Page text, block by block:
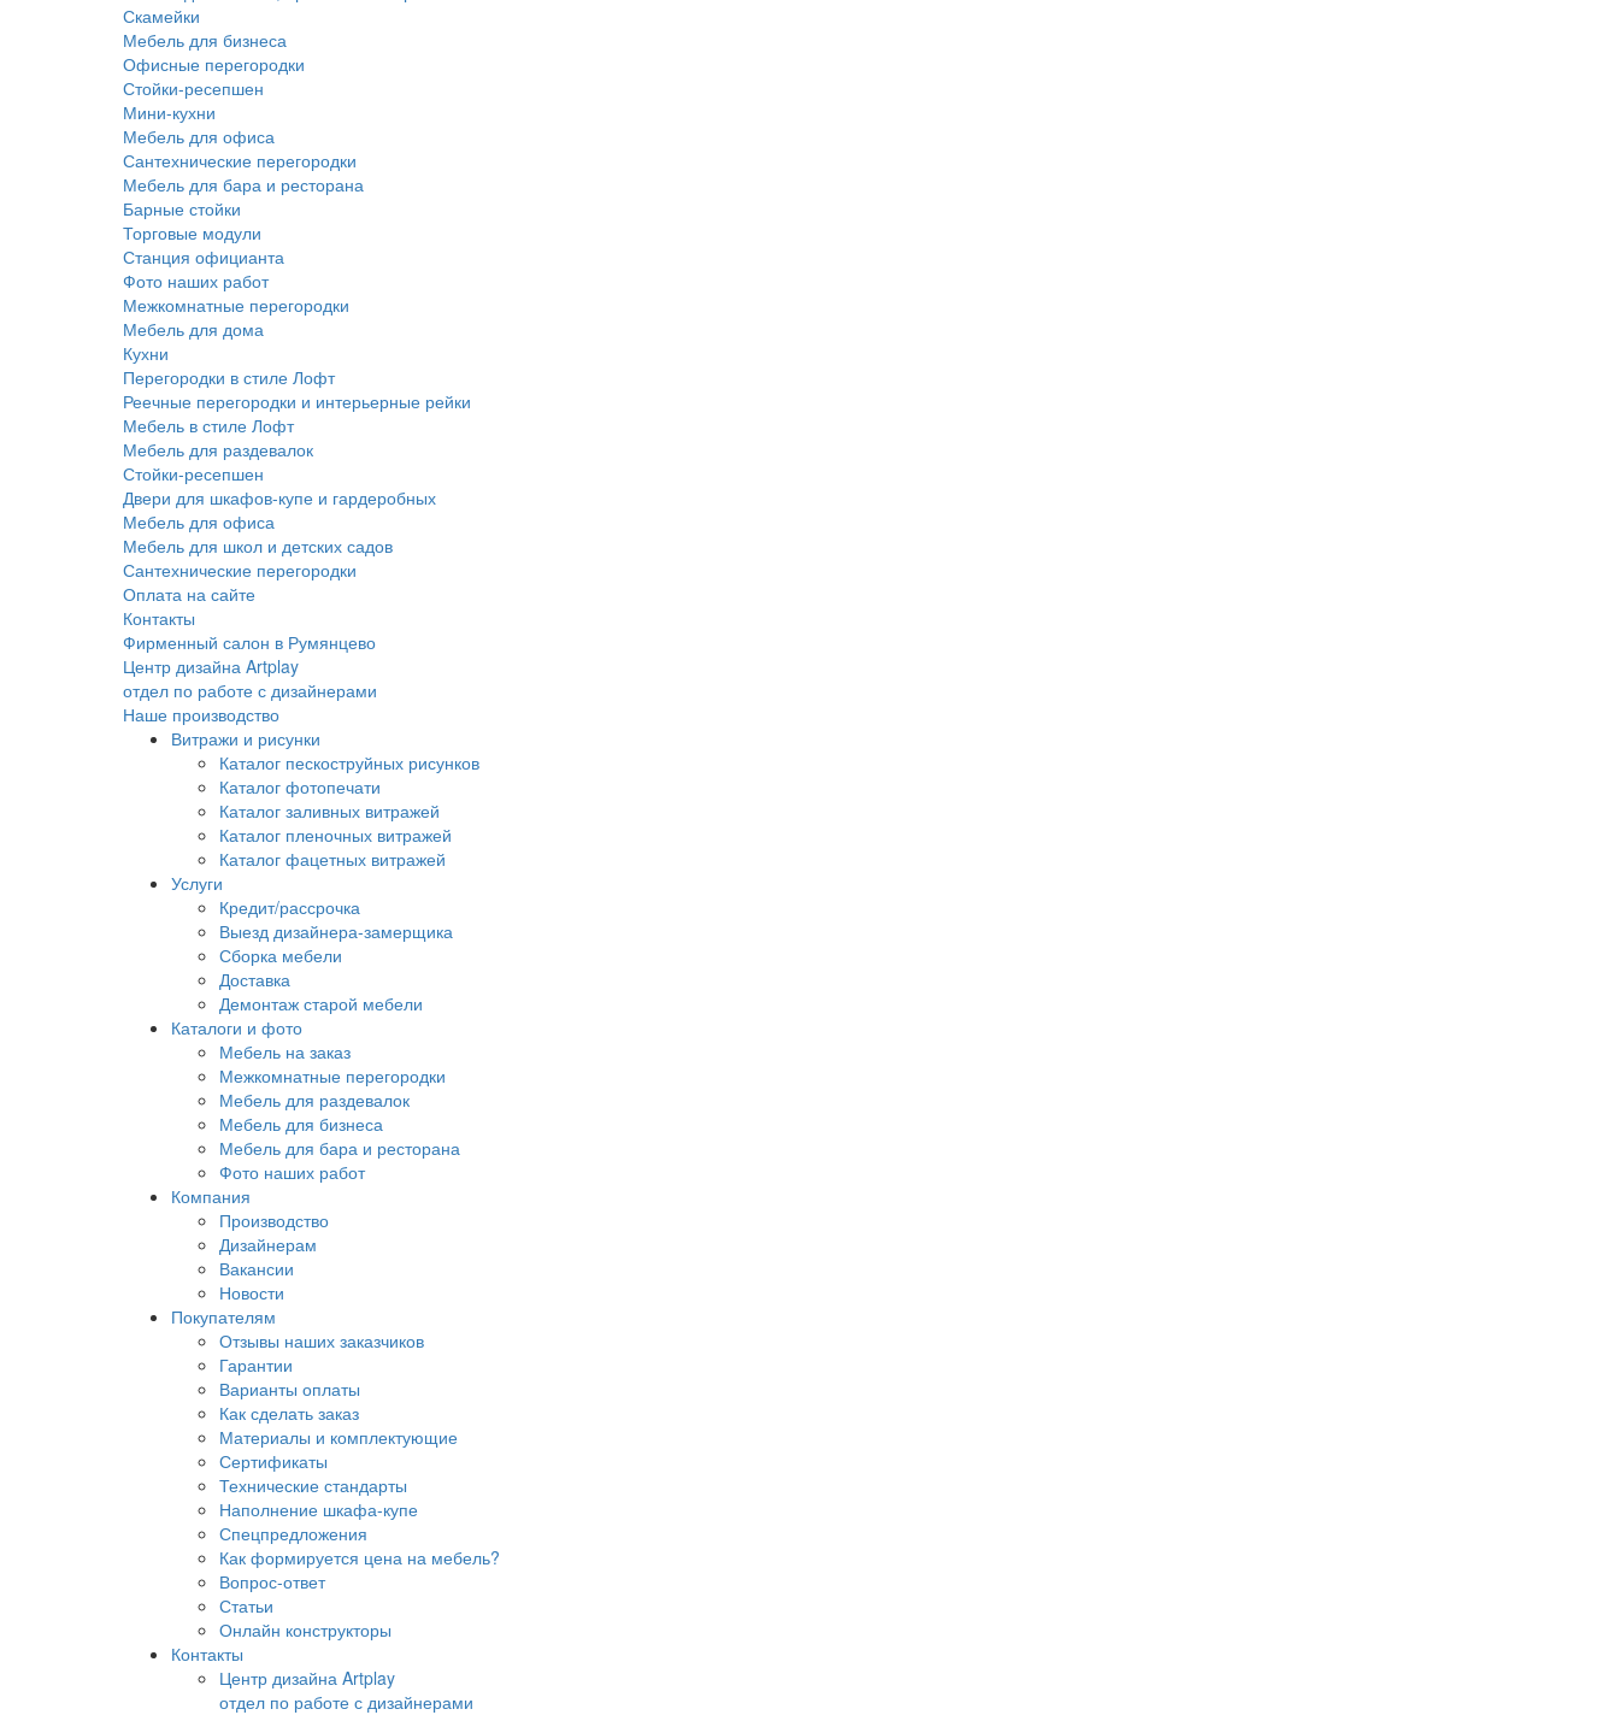
Скамейки
Мебель для бизнеса
Офисные перегородки
Стойки-ресепшен
Мини-кухни
Мебель для офиса
Сантехнические перегородки
Мебель для бара и ресторана
Барные стойки
Торговые модули
Станция официанта
Фото наших работ
Межкомнатные перегородки
Мебель для дома
Кухни
Перегородки в стиле Лофт
Реечные перегородки и интерьерные рейки
Мебель в стиле Лофт
Мебель для раздевалок
Стойки-ресепшен
Двери для шкафов-купе и гардеробных
Мебель для офиса
Мебель для школ и детских садов
Сантехнические перегородки
Оплата на сайте
Контакты
Фирменный салон в Румянцево
Центр дизайна Artplay
отдел по работе с дизайнерами
Наше производство
Витражи и рисунки
Каталог пескоструйных рисунков
Каталог фотопечати
Каталог заливных витражей
Каталог пленочных витражей
Каталог фацетных витражей
Услуги
Кредит/рассрочка
Выезд дизайнера-замерщика
Сборка мебели
Доставка
Демонтаж старой мебели
Каталоги и фото
Мебель на заказ
Межкомнатные перегородки
Мебель для раздевалок
Мебель для бизнеса
Мебель для бара и ресторана
Фото наших работ
Компания
Производство
Дизайнерам
Вакансии
Новости
Покупателям
Отзывы наших заказчиков
Гарантии
Варианты оплаты
Как сделать заказ
Материалы и комплектующие
Сертификаты
Технические стандарты
Наполнение шкафа-купе
Спецпредложения
Как формируется цена на мебель?
Вопрос-ответ
Статьи
Онлайн конструкторы
Контакты
Центр дизайна Artplay
отдел по работе с дизайнерами